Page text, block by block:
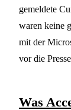
gemeldete
waren keine
mit der
vor die
Was